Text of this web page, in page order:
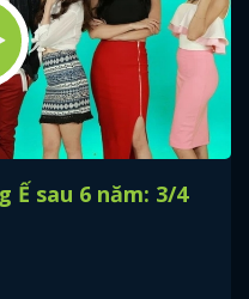
Ế sau 6 năm: 3/4